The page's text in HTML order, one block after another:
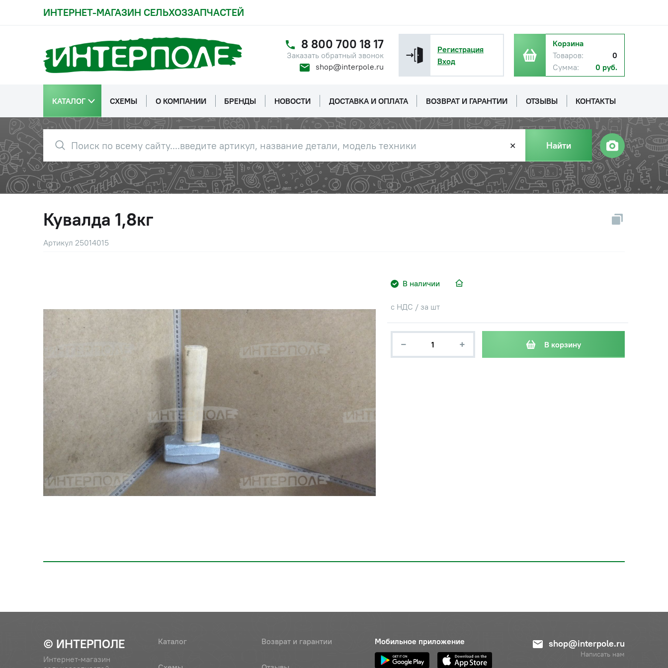
ИНТЕРНЕТ-МАГАЗИН СЕЛЬХОЗЗАПЧАСТЕЙ
8 800 700 18 17
Заказать обратный звонок
shop@interpole.ru
Регистрация
Вход
Корзина
Товаров:
0
Сумма:
0 руб.
КАТАЛОГ СХЕМЫ О КОМПАНИИ БРЕНДЫ НОВОСТИ ДОСТАВКА И ОПЛАТА ВОЗВРАТ И ГАРАНТИИ ОТЗЫВЫ КОНТАКТЫ
✕ Найти
Кувалда 1,8кг
Артикул 25014015
В наличии
с НДС / за шт
− + В корзину
© ИНТЕРПОЛЕ
Интернет-магазин
Каталог Возврат и гарантии Мобильное приложение shop@interpole.ru
Написать нам